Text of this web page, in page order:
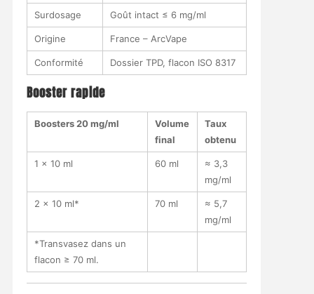
Surdosage Goût intact ≤ 6 mg/ml
Origine France – ArcVape
Conformité Dossier TPD, flacon ISO 8317
Booster rapide
Boosters 20 mg/ml
Volume
final
Taux
obtenu
1 × 10 ml 60 ml
≈ 3,3
mg/ml
2 × 10 ml* 70 ml
≈ 5,7
mg/ml
*Transvasez dans un
flacon ≥ 70 ml.